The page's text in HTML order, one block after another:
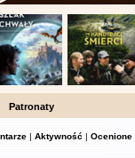
Patronaty
| Aktywność | Ocenione